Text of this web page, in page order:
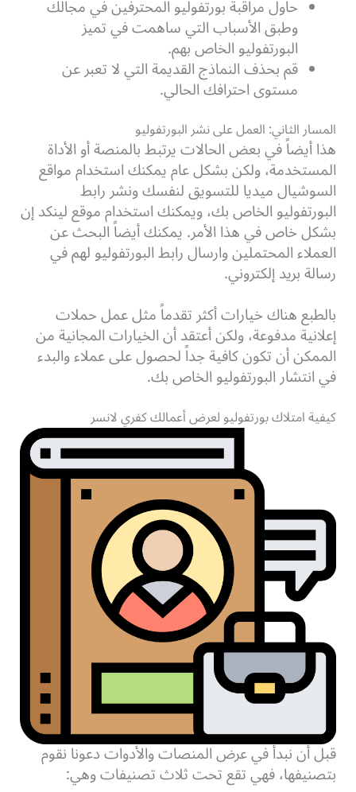
حاول مراقبة بورتفوليو المحترفين في مجالك
وطبق الأسباب التي ساهمت في تميز
البورتفوليو الخاص بهم.
قم بحذف النماذج القديمة التي لا تعبر عن
مستوى احترافك الحالي.
المسار الثاني: العمل على نشر البورتفوليو
هذا أيضاً في بعض الحالات يرتبط بالمنصة أو الأداة
المستخدمة، ولكن بشكل عام يمكنك استخدام مواقع
السوشيال ميديا للتسويق لنفسك ونشر رابط
البورتفوليو الخاص بك، ويمكنك استخدام موقع لينكد إن
بشكل خاص في هذا الأمر. يمكنك أيضاً البحث عن
العملاء المحتملين وارسال رابط البورتفوليو لهم في
رسالة بريد إلكتروني.
بالطبع هناك خيارات أكثر تقدماً مثل عمل حملات
إعلانية مدفوعة، ولكن أعتقد أن الخيارات المجانية من
الممكن أن تكون كافية جداً لحصول على عملاء والبدء
في انتشار البورتفوليو الخاص بك.
كيفية امتلاك بورتفوليو لعرض أعمالك كفري لانسر
قبل أن نبدأ في عرض المنصات والأدوات دعونا نقوم
بتصنيفها، فهي تقع تحت ثلاث تصنيفات وهي: